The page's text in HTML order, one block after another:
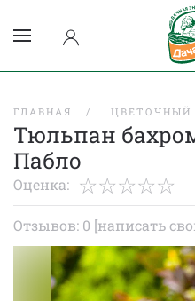
ГЛАВНАЯ ЦВЕТОЧНЫЙ
Тюльпан
Пабло
Оценка:
Отзывов: 0 [написать